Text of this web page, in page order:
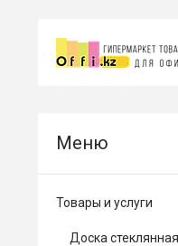
Товары и услуги
Доска